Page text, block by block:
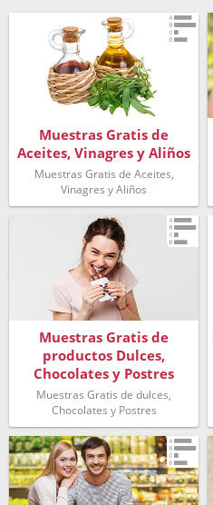
Muestras Gratis de
Aceites, Vinagres y Aliños
Muestras Gratis de Aceites,
Vinagres y Aliños
Muestras Gratis de
productos Dulces,
Chocolates y Postres
Muestras Gratis de dulces,
Chocolates y Postres